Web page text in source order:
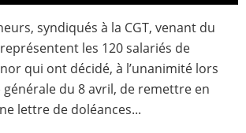
syndiqués à la CGT, venant du
représentent les 120 salariés de
qui ont décidé, à l’unanimité lors
générale du 8 avril, de remettre en
lettre de doléances...